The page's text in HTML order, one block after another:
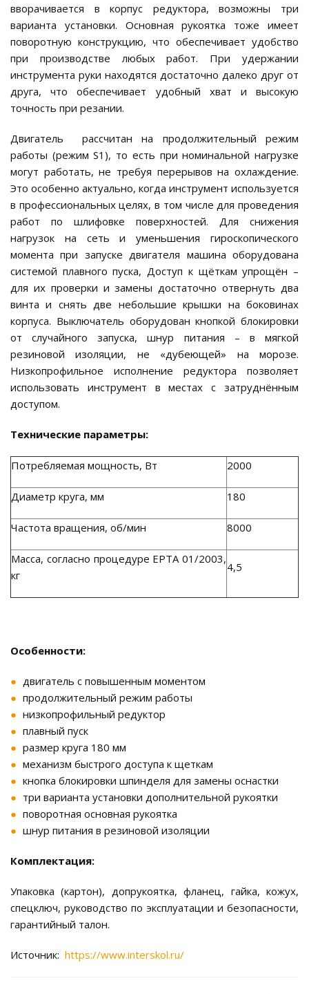
вворачивается в корпус редуктора, возможны три
варианта установки. Основная рукоятка тоже имеет
поворотную конструкцию, что обеспечивает удобство
при производстве любых работ. При удержании
инструмента руки находятся достаточно далеко друг от
друга, что обеспечивает удобный хват и высокую
точность при резании.
Двигатель рассчитан на продолжительный режим
работы (режим S1), то есть при номинальной нагрузке
могут работать, не требуя перерывов на охлаждение.
Это особенно актуально, когда инструмент используется
в профессиональных целях, в том числе для проведения
работ по шлифовке поверхностей. Для снижения
нагрузок на сеть и уменьшения гироскопического
момента при запуске двигателя машина оборудована
системой плавного пуска, Доступ к щёткам упрощён –
для их проверки и замены достаточно отвернуть два
винта и снять две небольшие крышки на боковинах
корпуса. Выключатель оборудован кнопкой блокировки
от случайного запуска, шнур питания – в мягкой
резиновой изоляции, не «дубеющей» на морозе.
Низкопрофильное исполнение редуктора позволяет
использовать инструмент в местах с затруднённым
доступом.
Технические параметры:
Потребляемая мощность, Вт 2000
Диаметр круга, мм 180
Частота вращения, об/мин 8000
Масса, согласно процедуре ЕРТА 01/2003,
кг
4,5
Особенности:
двигатель с повышенным моментом
продолжительный режим работы
низкопрофильный редуктор
плавный пуск
размер круга 180 мм
механизм быстрого доступа к щеткам
кнопка блокировки шпинделя для замены оснастки
три варианта установки дополнительной рукоятки
поворотная основная рукоятка
шнур питания в резиновой изоляции
Комплектация:
Упаковка (картон), допрукоятка, фланец, гайка, кожух,
спецключ, руководство по эксплуатации и безопасности,
гарантийный талон.
Источник: https://www.interskol.ru/